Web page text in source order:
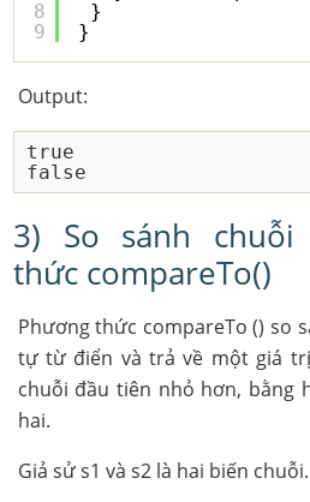
8
9
}
}
Output:
true
3) So sánh chuỗi
thức compareTo()
Phương thức compareTo () so
tự từ điển và trả về một giá
chuỗi đầu tiên nhỏ hơn, bằng
hai.
Giả sử s1 và s2 là hai biến